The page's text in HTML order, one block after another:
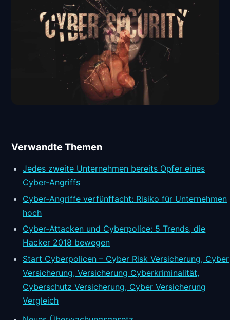
Verwandte Themen
Jedes zweite Unternehmen bereits Opfer eines
Cyber-Angriffs
Cyber-Angriffe verfünffacht: Risiko für Unternehmen
hoch
Cyber-Attacken und Cyberpolice: 5 Trends, die
Hacker 2018 bewegen
Start Cyberpolicen – Cyber Risk Versicherung, Cyber
Versicherung, Versicherung Cyberkriminalität,
Cyberschutz Versicherung, Cyber Versicherung
Vergleich